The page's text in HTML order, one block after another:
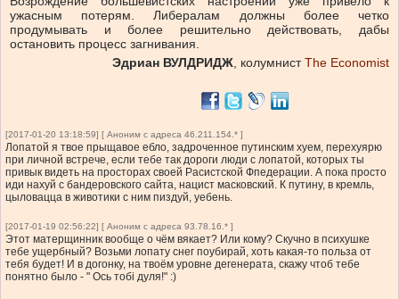
ужасным потерям. Либералам должны более четко
продумывать и более решительно действовать, дабы
остановить процесc загнивания.
Эдриан ВУЛДРИДЖ , колумнистThe Economist
[2017-01-20 13:18:59] [ Аноним с адреса 46.211.154.* ]
Лопатой я твое прыщавое ебло, задроченное путинским хуем, перехуярю
при личной встрече, если тебе так дороги люди с лопатой, которых ты
привык видеть на просторах своей Расистской Фпедерации. А пока просто
иди нахуй с бандеровского сайта, нацист масковский. К путину, в кремль,
цыловацца в животики с ним пиздуй, уебень.
[2017-01-19 02:56:22] [ Аноним с адреса 93.78.16.* ]
Этот матерщинник вообще о чём вякает? Или кому? Скучно в психушке
тебе ущербный? Возьми лопату снег поубирай, хоть какая-то польза от
тебя будет! И в догонку, на твоём уровне дегенерата, скажу чтоб тебе
понятно было - " Ось тобі дуля!" :)